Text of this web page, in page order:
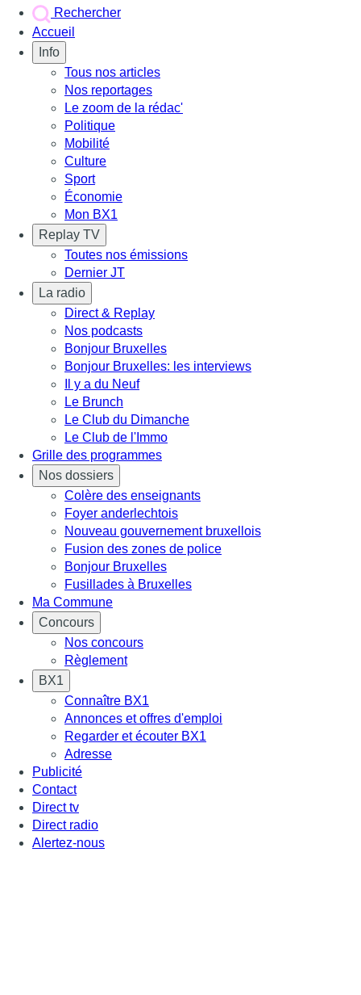
Rechercher
Accueil
Info
Tous nos articles
Nos reportages
Le zoom de la rédac'
Politique
Mobilité
Culture
Sport
Économie
Mon BX1
Replay TV
Toutes nos émissions
Dernier JT
La radio
Direct & Replay
Nos podcasts
Bonjour Bruxelles
Bonjour Bruxelles: les interviews
Il y a du Neuf
Le Brunch
Le Club du Dimanche
Le Club de l'Immo
Grille des programmes
Nos dossiers
Colère des enseignants
Foyer anderlechtois
Nouveau gouvernement bruxellois
Fusion des zones de police
Bonjour Bruxelles
Fusillades à Bruxelles
Ma Commune
Concours
Nos concours
Règlement
BX1
Connaître BX1
Annonces et offres d'emploi
Regarder et écouter BX1
Adresse
Publicité
Contact
Direct tv
Direct radio
Alertez-nous